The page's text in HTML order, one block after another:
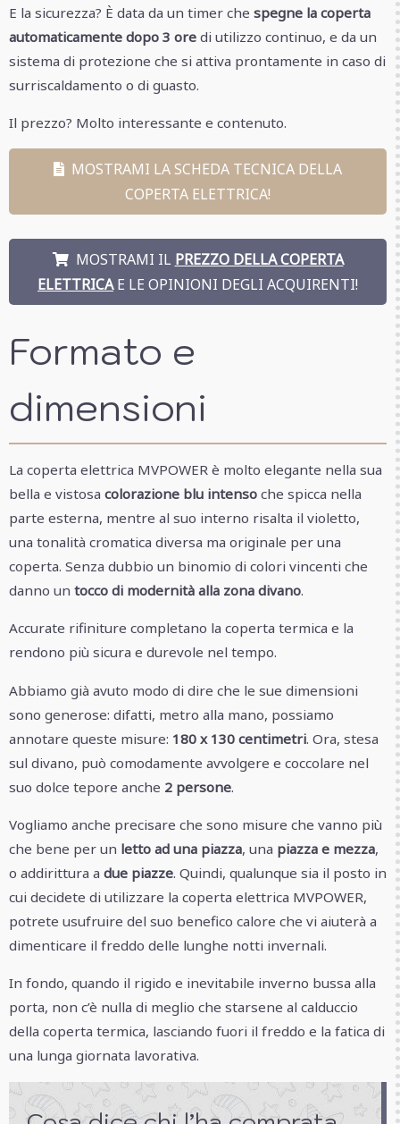
E la sicurezza? È data da un timer che spegne la coperta
automaticamente dopo 3 ore di utilizzo continuo, e da un
sistema di protezione che si attiva prontamente in caso di
surriscaldamento o di guasto.
Il prezzo? Molto interessante e contenuto.
MOSTRAMI LA SCHEDA TECNICA DELLA
COPERTA ELETTRICA!
MOSTRAMI IL PREZZO DELLA COPERTA
ELETTRICAE LE OPINIONI DEGLI ACQUIRENTI!
Formato e
dimensioni
La coperta elettrica MVPOWER è molto elegante nella sua
bella e vistosa colorazione blu intenso che spicca nella
parte esterna, mentre al suo interno risalta il violetto,
una tonalità cromatica diversa ma originale per una
coperta. Senza dubbio un binomio di colori vincenti che
danno un tocco di modernità alla zona divano.
Accurate rifiniture completano la coperta termica e la
rendono più sicura e durevole nel tempo.
Abbiamo già avuto modo di dire che le sue dimensioni
sono generose: difatti, metro alla mano, possiamo
annotare queste misure: 180 x 130 centimetri. Ora, stesa
sul divano, può comodamente avvolgere e coccolare nel
suo dolce tepore anche 2 persone.
Vogliamo anche precisare che sono misure che vanno più
che bene per un letto ad una piazza, una piazza e mezza,
o addirittura a due piazze. Quindi, qualunque sia il posto in
cui decidete di utilizzare la coperta elettrica MVPOWER,
potrete usufruire del suo benefico calore che vi aiuterà a
dimenticare il freddo delle lunghe notti invernali.
In fondo, quando il rigido e inevitabile inverno bussa alla
porta, non c’è nulla di meglio che starsene al calduccio
della coperta termica, lasciando fuori il freddo e la fatica di
una lunga giornata lavorativa.